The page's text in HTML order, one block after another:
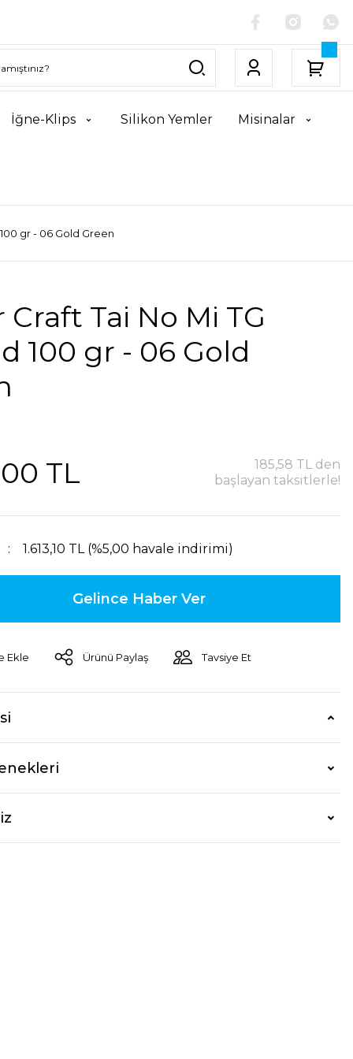
İğne-Klips Silikon Yemler Misinalar
gr - 06 Gold Green
Craft Tai No Mi TG
100 gr - 06 Gold
TL
185,58 TL den
başlayan taksitlerle!
1.613,10 TL (%5,00 havale indirimi)
Gelince Haber Ver
Ürünü Paylaş Tavsiye Et